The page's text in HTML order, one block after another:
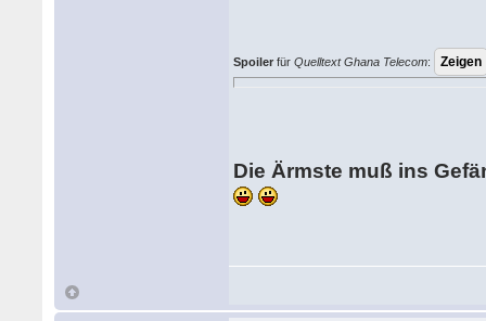
Spoiler fürQuelltext Ghana Telecom:
Die Ärmste muß ins